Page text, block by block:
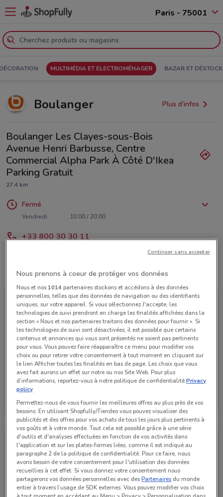
Paris - 75001
MULTIMÉDIA ET ELECTROMÉNAGER BAZAR ET
Boulanger Plus d’infos
Boulanger Les Clayes-sous-Bois
Avenue Henri Barbusse, Centre
Commercial Alpha Park À Côté D'Ikea
Parking Gratuit
27.4 km
Fermé
Vendredi 10:00 / 20:00
+33 800 30 30 11
Toutes les offres de ce magasin
Boulanger
Valable jusqu'au 29/09 1 km
Nous prenons à coeur de protéger vos données
Nous et nos 1014partenaires stockons et accédons à des données
personnelles, telles que des données de navigation ou des identifiants
uniques, sur votre appareil. Si vous sélectionnez J'accepte, les
technologies de suivi prendront en charge les finalités affichées dans la
section « Nous et nos partenaires traitons des données pour fournir ». Si
les technologies de suivi sont désactivées, il est possible que certains
contenus et annonces qui vous sont présentés ne soient pas pertinents
pour vous. Vous pouvez faire réapparaître ce menu pour modifier vos
choix ou pour retirer votre consentement à tout moment en cliquant sur
le lien Afficher toutes les finalités en bas de page. Les choix que vous
avez fait aurons un effet sur notre ou nos Site Web. Pour plus
d’informations, reportez-vous à notre politique de confidentialité.Privacy
policy
Permettez-nous de vous fournir les meilleures offres au plus près de vos
besoins: En utilisant Shopfully/Tiendeo vous pouvez visualiser des
publicités et des offres pour vos achats de tous les jours plus pertinents à
vos goûts et à votre monde. Tout cela est possible grâce à une série
d'outils et d'analyses effectuées en fonction de vos activités dans
l'application et sur les plates-formes liées, comme il est indiqué au
paragraphe 2 de la politique de confidentialité. Pour ce faire, nous
avons besoin de votre consentement pour l'utilisation des données
recueillies à cet effet. Si vous donnez votre consentement nous
partagerons vos données personnelles avec desPartenaires du monde
entier à travers l’usage de SDK externes. Vous pouvez modifier vos choix
Continuer sans accepter